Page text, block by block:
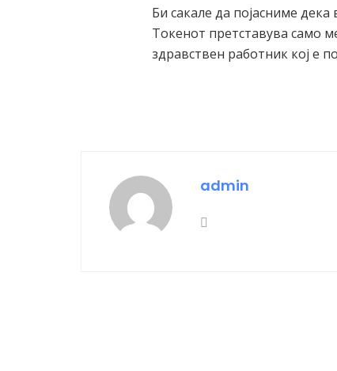
Би сакале да појасниме
Токенот претставува само
здравствен работник кој е
admin